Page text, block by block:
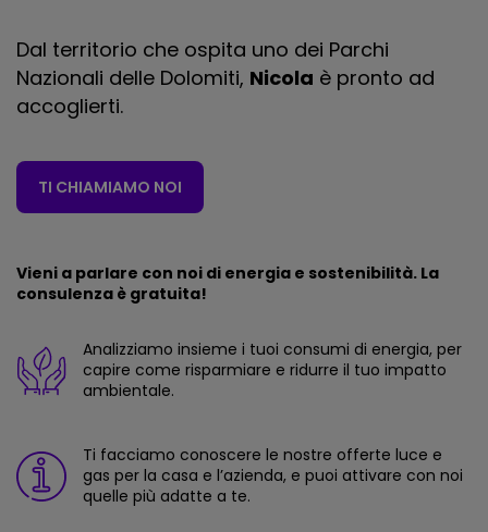
Dal territorio che ospita uno dei Parchi
Nazionali delle Dolomiti, Nicola è pronto ad
accoglierti.
TI CHIAMIAMO NOI
Vieni a parlare con noi di energia e sostenibilità. La
consulenza è gratuita!
Analizziamo insieme i tuoi consumi di energia, per
capire come risparmiare e ridurre il tuo impatto
ambientale.
Ti facciamo conoscere le nostre offerte luce e
gas per la casa e l’azienda, e puoi attivare con noi
quelle più adatte a te.